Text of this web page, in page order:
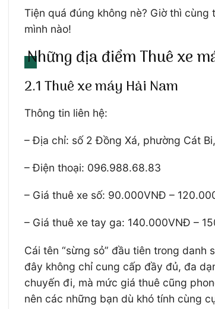
Tiện quá đúng không nè? Giờ thì
mình nào!
Những địa điểm Thuê xe
2.1 Thuê xe máy Hải Nam
Thông tin liên hệ:
– Địa chỉ: số 2 Đồng Xá, phường Cát
– Điện thoại: 096.988.68.83
– Giá thuê xe số: 90.000VNĐ –
– Giá thuê xe tay ga: 140.000VNĐ –
Cái tên “sừng sỏ” đầu tiên trong
đây không chỉ cung cấp đầy đủ, đa
chuyến đi, mà mức giá thuê cũng
nên các những bạn dù khó tính cùng